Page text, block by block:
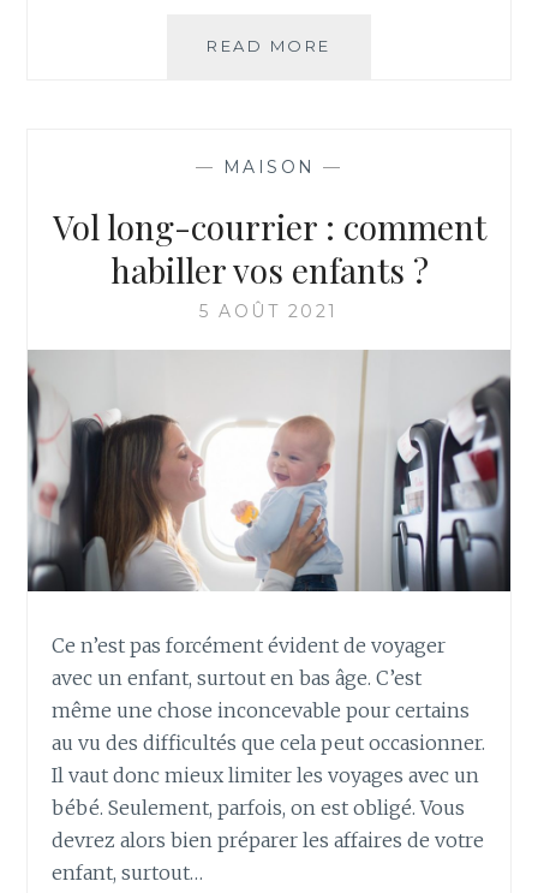
READ MORE
— MAISON —
Vol long-courrier : comment
habiller vos enfants ?
5 AOÛT 2021
Ce n’est pas forcément évident de voyager
avec un enfant, surtout en bas âge. C’est
même une chose inconcevable pour certains
au vu des difficultés que cela peut occasionner.
Il vaut donc mieux limiter les voyages avec un
bébé. Seulement, parfois, on est obligé. Vous
devrez alors bien préparer les affaires de votre
enfant, surtout…